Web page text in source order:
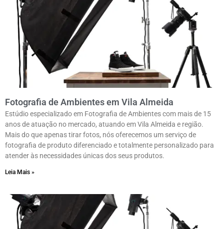
Fotografia de Ambientes em Vila Almeida
Estúdio especializado em Fotografia de Ambientes com mais de 15
anos de atuação no mercado, atuando em Vila Almeida e região.
Mais do que apenas tirar fotos, nós oferecemos um serviço de
fotografia de produto diferenciado e totalmente personalizado para
atender às necessidades únicas dos seus produtos.
Leia Mais »